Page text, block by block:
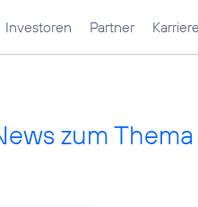
Investoren Partner Karriere
zum